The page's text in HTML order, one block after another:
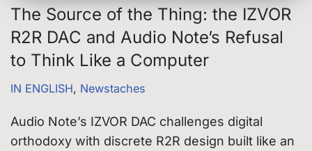
The Source of the Thing: the IZVOR
R2R DAC and Audio Note’s Refusal
to Think Like a Computer
IN ENGLISH, Newstaches
Audio Note’s IZVOR DAC challenges digital
orthodoxy with discrete R2R design built like an